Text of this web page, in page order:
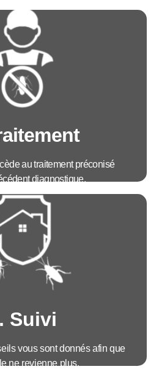
stratégie de traitement
tarif adapté à votre besoin
au traitement préconisé
diagnostique.
les 4h
et certifié par le ministère
Suivi
vous sont donnés afin que
ne revienne plus.